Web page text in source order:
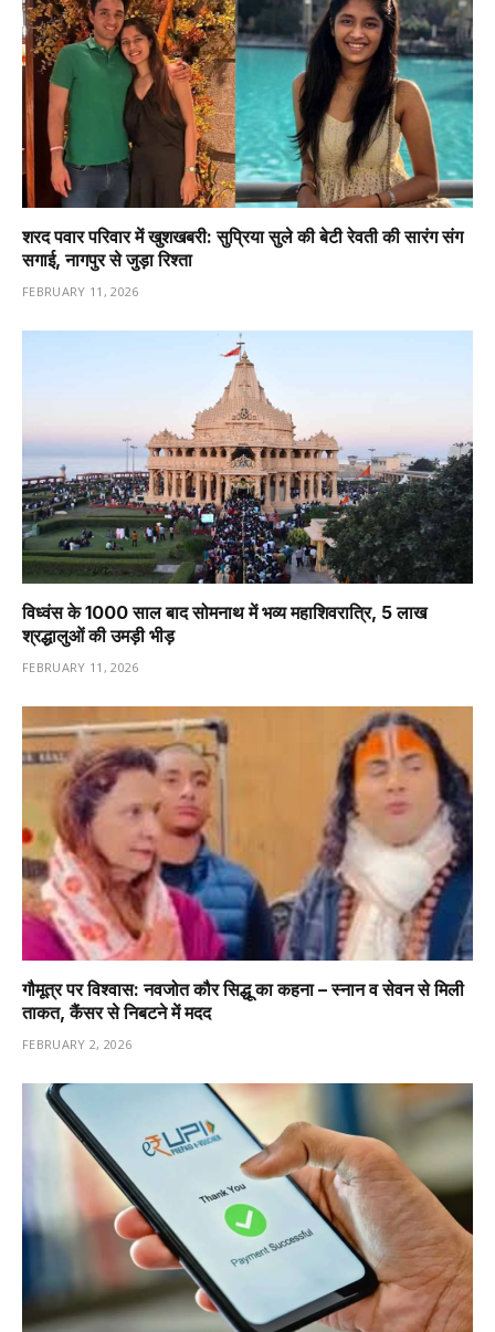
शरद पवार परिवार में खुशखबरी: सुप्रिया सुले की बेटी रेवती की सारंग संग
सगाई, नागपुर से जुड़ा रिश्ता
FEBRUARY 11, 2026
विध्वंस के 1000 साल बाद सोमनाथ में भव्य महाशिवरात्रि, 5 लाख
श्रद्धालुओं की उमड़ी भीड़
FEBRUARY 11, 2026
गौमूत्र पर विश्वास: नवजोत कौर सिद्धू का कहना – स्नान व सेवन से मिली
ताकत, कैंसर से निबटने में मदद
FEBRUARY 2, 2026